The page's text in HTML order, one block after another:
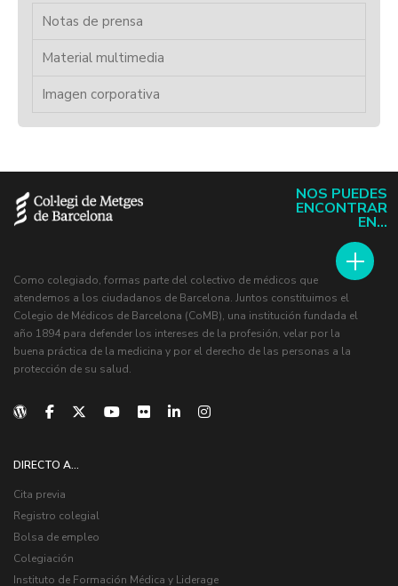
Notas de prensa
Material multimedia
Imagen corporativa
NOS PUEDES
ENCONTRAR
EN...
Como colegiado, formas parte del colectivo de médicos que
atendemos a los ciudadanos de Barcelona. Juntos constituimos el
Colegio de Médicos de Barcelona (CoMB), una institución fundada el
año 1894 para defender los intereses de la profesión, velar por la
buena práctica de la medicina y por el derecho de las personas a la
protección de su salud.
DIRECTO A...
Cita previa
Registro colegial
Bolsa de empleo
Colegiación
Instituto de Formación Médica y Liderage